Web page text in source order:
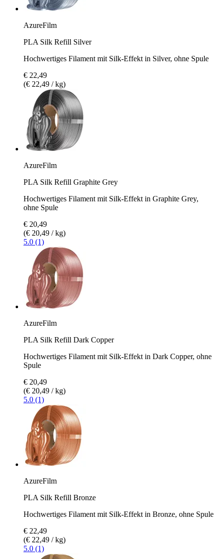
AzureFilm
PLA Silk Refill Silver
Hochwertiges Filament mit Silk-Effekt in Silver, ohne Spule
€ 22,49
(€ 22,49 / kg)
AzureFilm
PLA Silk Refill Graphite Grey
Hochwertiges Filament mit Silk-Effekt in Graphite Grey,
ohne Spule
€ 20,49
(€ 20,49 / kg)
5.0 (1)
AzureFilm
PLA Silk Refill Dark Copper
Hochwertiges Filament mit Silk-Effekt in Dark Copper, ohne
Spule
€ 20,49
(€ 20,49 / kg)
5.0 (1)
AzureFilm
PLA Silk Refill Bronze
Hochwertiges Filament mit Silk-Effekt in Bronze, ohne Spule
€ 22,49
(€ 22,49 / kg)
5.0 (1)